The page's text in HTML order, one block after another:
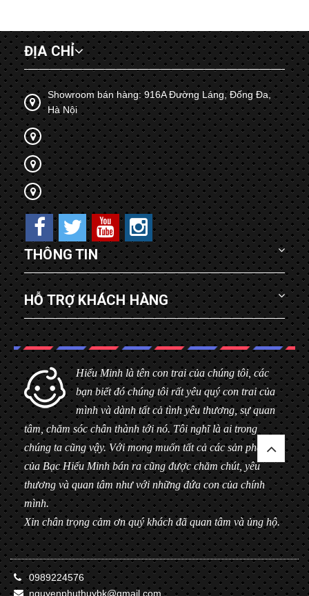
ĐỊA CHỈ
Showroom bán hàng: 916A Đường Láng, Đống Đa,
Hà Nội
THÔNG TIN
HỖ TRỢ KHÁCH HÀNG
Hiểu Minh là tên con trai của chúng tôi, các
bạn biết đó chúng tôi rất yêu quý con trai của
mình và dành tất cả tình yêu thương, sự quan
tâm, chăm sóc chân thành tới nó. Tôi nghĩ là ai trong
chúng ta cũng vậy. Với mong muốn tất cả các sản phẩm
của Bạc Hiểu Minh bán ra cũng được chăm chút, yêu
thương và quan tâm như với những đứa con của chính
mình.
Xin chân trọng cảm ơn quý khách đã quan tâm và ủng hộ.
0989224576
nguyenphuthuybk@gmail.com